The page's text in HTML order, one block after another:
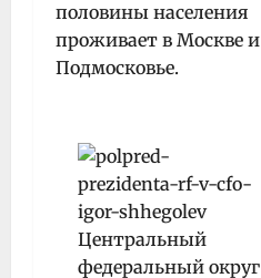
половины населения
проживает в Москве и
Подмосковье.